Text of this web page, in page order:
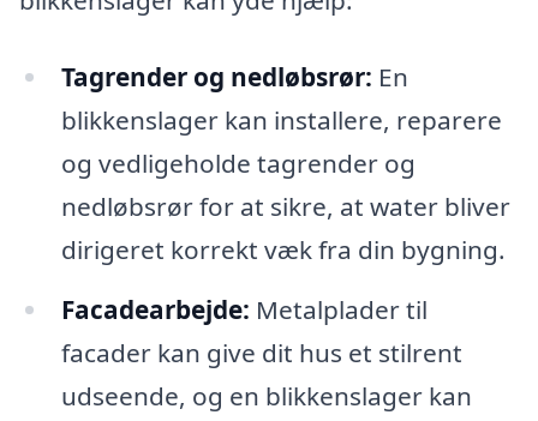
Tagrender og nedløbsrør: En
blikkenslager kan installere, reparere
og vedligeholde tagrender og
nedløbsrør for at sikre, at water bliver
dirigeret korrekt væk fra din bygning.
Facadearbejde: Metalplader til
facader kan give dit hus et stilrent
udseende, og en blikkenslager kan